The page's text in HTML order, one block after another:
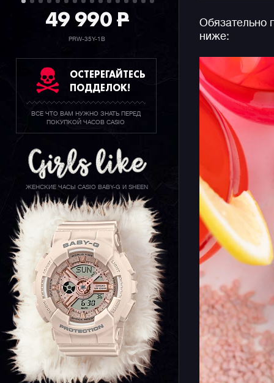
49 990P
PRW-35Y-1B
ОСТЕРЕГАЙТЕСЬ
ПОДДЕЛОК!
ВСЕ ЧТО ВАМ НУЖНО ЗНАТЬ ПЕРЕД
ПОКУПКОЙ ЧАСОВ CASIO
ЖЕНСКИЕ ЧАСЫ CASIO BABY-G И SHEEN
офиса, до
Обязательно
ниже: